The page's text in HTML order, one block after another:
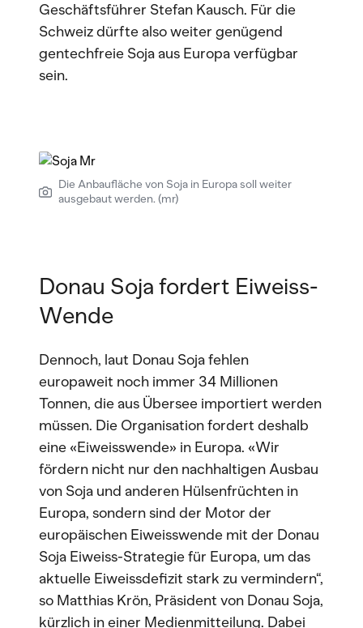
Geschäftsführer Stefan Kausch. Für die
Schweiz dürfte also weiter genügend
gentechfreie Soja aus Europa verfügbar
sein.
Die Anbaufläche von Soja in Europa soll weiter
ausgebaut werden. (mr)
Donau Soja fordert Eiweiss-
Wende
Dennoch, laut Donau Soja fehlen
europaweit noch immer 34 Millionen
Tonnen, die aus Übersee importiert werden
müssen. Die Organisation fordert deshalb
eine «Eiweisswende» in Europa. «Wir
fördern nicht nur den nachhaltigen Ausbau
von Soja und anderen Hülsenfrüchten in
Europa, sondern sind der Motor der
europäischen Eiweisswende mit der Donau
Soja Eiweiss-Strategie für Europa, um das
aktuelle Eiweissdefizit stark zu vermindern“,
so Matthias Krön, Präsident von Donau Soja,
kürzlich in einer Medienmitteilung. Dabei